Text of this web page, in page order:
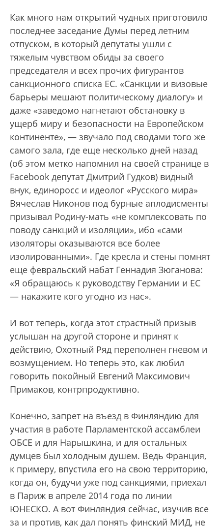
Как много нам открытий чудных приготовило
последнее заседание Думы перед летним
отпуском, в который депутаты ушли с
тяжелым чувством обиды за своего
председателя и всех прочих фигурантов
санкционного списка ЕС. «Санкции и визовые
барьеры мешают политическому диалогу» и
даже «заведомо нагнетают обстановку в
ущерб миру и безопасности на Европейском
континенте», — звучало под сводами того же
самого зала, где еще несколько дней назад
(об этом метко напомнил на своей странице в
Facebook депутат Дмитрий Гудков) видный
внук, единоросс и идеолог «Русского мира»
Вячеслав Никонов под бурные аплодисменты
призывал Родину-мать «не комплексовать по
поводу санкций и изоляции», ибо «сами
изоляторы оказываются все более
изолированными». Где кресла и стены помнят
еще февральский набат Геннадия Зюганова:
«Я обращаюсь к руководству Германии и ЕС
— накажите кого угодно из нас».
И вот теперь, когда этот страстный призыв
услышан на другой стороне и принят к
действию, Охотный Ряд переполнен гневом и
возмущением. Но теперь это, как любил
говорить покойный Евгений Максимович
Примаков, контрпродуктивно.
Конечно, запрет на въезд в Финляндию для
участия в работе Парламентской ассамблеи
ОБСЕ и для Нарышкина, и для остальных
думцев был холодным душем. Ведь Франция,
к примеру, впустила его на свою территорию,
когда он, будучи уже под санкциями, приехал
в Париж в апреле 2014 года по линии
ЮНЕСКО. А вот Финляндия сейчас, изучив все
за и против, как дал понять финский МИД, не